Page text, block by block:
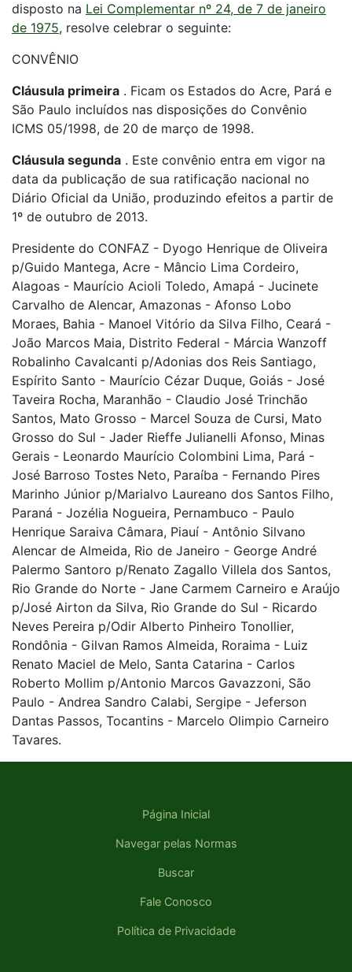
disposto na Lei Complementar nº 24, de 7 de janeiro
de 1975, resolve celebrar o seguinte:
CONVÊNIO
Cláusula primeira . Ficam os Estados do Acre, Pará e
São Paulo incluídos nas disposições do Convênio
ICMS 05/1998, de 20 de março de 1998.
Cláusula segunda . Este convênio entra em vigor na
data da publicação de sua ratificação nacional no
Diário Oficial da União, produzindo efeitos a partir de
1º de outubro de 2013.
Presidente do CONFAZ - Dyogo Henrique de Oliveira
p/Guido Mantega, Acre - Mâncio Lima Cordeiro,
Alagoas - Maurício Acioli Toledo, Amapá - Jucinete
Carvalho de Alencar, Amazonas - Afonso Lobo
Moraes, Bahia - Manoel Vitório da Silva Filho, Ceará -
João Marcos Maia, Distrito Federal - Márcia Wanzoff
Robalinho Cavalcanti p/Adonias dos Reis Santiago,
Espírito Santo - Maurício Cézar Duque, Goiás - José
Taveira Rocha, Maranhão - Claudio José Trinchão
Santos, Mato Grosso - Marcel Souza de Cursi, Mato
Grosso do Sul - Jader Rieffe Julianelli Afonso, Minas
Gerais - Leonardo Maurício Colombini Lima, Pará -
José Barroso Tostes Neto, Paraíba - Fernando Pires
Marinho Júnior p/Marialvo Laureano dos Santos Filho,
Paraná - Jozélia Nogueira, Pernambuco - Paulo
Henrique Saraiva Câmara, Piauí - Antônio Silvano
Alencar de Almeida, Rio de Janeiro - George André
Palermo Santoro p/Renato Zagallo Villela dos Santos,
Rio Grande do Norte - Jane Carmem Carneiro e Araújo
p/José Airton da Silva, Rio Grande do Sul - Ricardo
Neves Pereira p/Odir Alberto Pinheiro Tonollier,
Rondônia - Gilvan Ramos Almeida, Roraima - Luiz
Renato Maciel de Melo, Santa Catarina - Carlos
Roberto Mollim p/Antonio Marcos Gavazzoni, São
Paulo - Andrea Sandro Calabi, Sergipe - Jeferson
Dantas Passos, Tocantins - Marcelo Olimpio Carneiro
Tavares.
Página Inicial
Navegar pelas Normas
Buscar
Fale Conosco
Política de Privacidade